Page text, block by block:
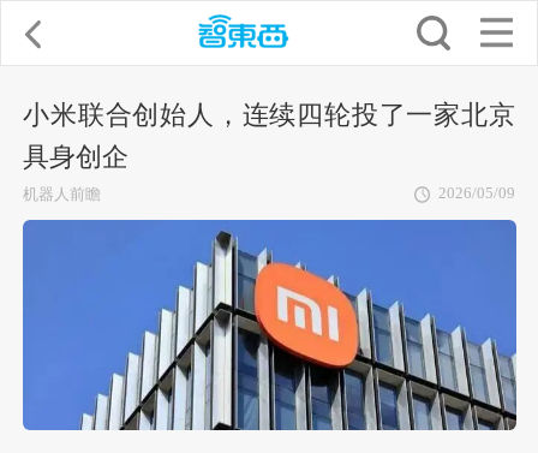
小米联合创始人，连续四轮投了一家北京
具身创企
机器人前瞻 2026/05/09